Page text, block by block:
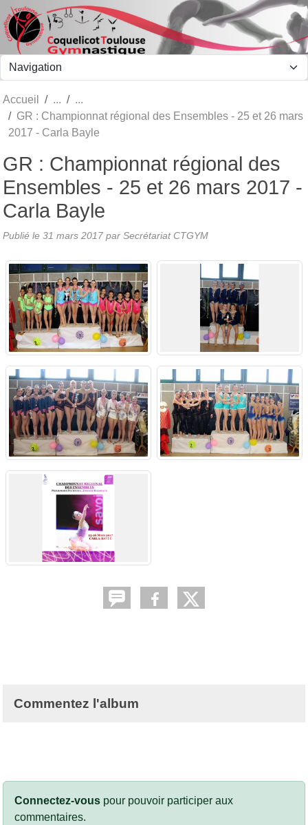
Accueil
GR : Championnat régional des Ensembles - 25 et 26 mars
2017 - Carla Bayle
GR : Championnat régional des
Ensembles - 25 et 26 mars 2017 -
Carla Bayle
Publié le 31 mars 2017 par Secrétariat CTGYM
Commentez l'album
Connectez-vous pour pouvoir participer aux
commentaires.
Panneau de gestion des cookies